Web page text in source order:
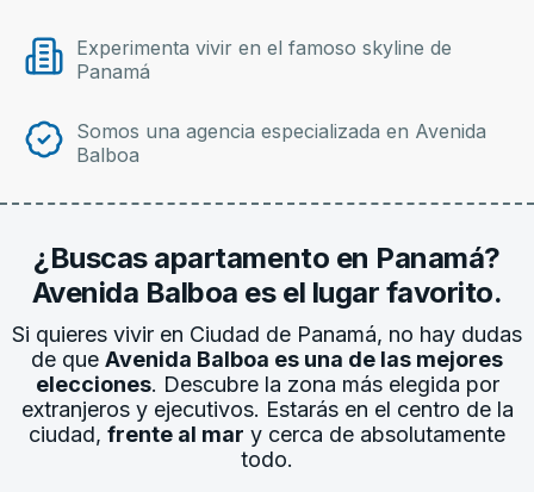
Experimenta vivir en el famoso skyline de
Panamá
Somos una agencia especializada en Avenida
Balboa
¿Buscas apartamento en Panamá?
Avenida Balboa es el lugar favorito.
Si quieres vivir en Ciudad de Panamá, no hay dudas
de que Avenida Balboa es una de las mejores
elecciones. Descubre la zona más elegida por
extranjeros y ejecutivos. Estarás en el centro de la
ciudad, frente al mar y cerca de absolutamente
todo.